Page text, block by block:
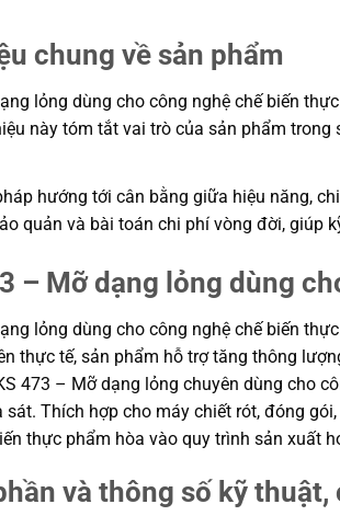
chung về sản phẩm
lỏng dùng cho công nghệ chế biến
này tóm tắt vai trò của sản phẩm
hướng tới cân bằng giữa hiệu năng,
quản và bài toán chi phí vòng đời, giúp
– Mỡ dạng lỏng dùng
lỏng dùng cho công nghệ chế biến
thực tế, sản phẩm hỗ trợ tăng thông
473 – Mỡ dạng lỏng chuyên dùng cho
sát. Thích hợp cho máy chiết rót, đóng
thực phẩm hòa vào quy trình sản xuất
và thông số kỹ